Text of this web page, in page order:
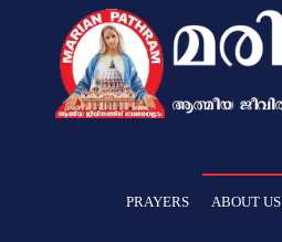
PRAYERS ABOUT US